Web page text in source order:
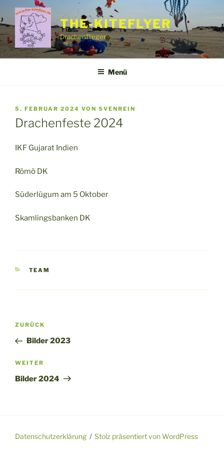
Zum
Inhalt
springen
THE-KITEFLYER
Drachenflieger
Menü
VERÖFFENTLICHT
AM
5. FEBRUAR 2024 VON SVENREIN
Drachenfeste 2024
IKF Gujarat Indien
Römö DK
Süderlügum am 5 Oktober
Skamlingsbanken DK
KATEGORIEN
TEAM
Beitragsnavigation
Vorheriger
Beitrag
ZURÜCK
Bilder 2023
Nächster
Beitrag
WEITER
Bilder 2024
Datenschutzerklärung Stolz präsentiert von WordPress